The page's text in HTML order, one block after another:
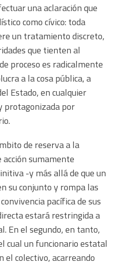
una aclaración que
como cívico: toda
un tratamiento discreto,
que tienten al
proceso es radicalmente
a la cosa pública, a
Estado, en cualquier
protagonizada por
de reserva a la
sumamente
-y más allá de que un
su conjunto y rompa las
pacífica de sus
estará restringida a
En el segundo, en tanto,
cual un funcionario estatal
el colectivo, acarreando